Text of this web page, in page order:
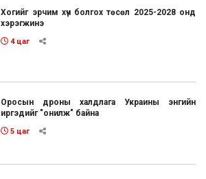
Хогийг эрчим хүч болгох төсөл 2025-2028 онд
хэрэгжинэ
4 цаг
Оросын дроны халдлага Украины энгийн
иргэдийг "онилж" байна
5 цаг